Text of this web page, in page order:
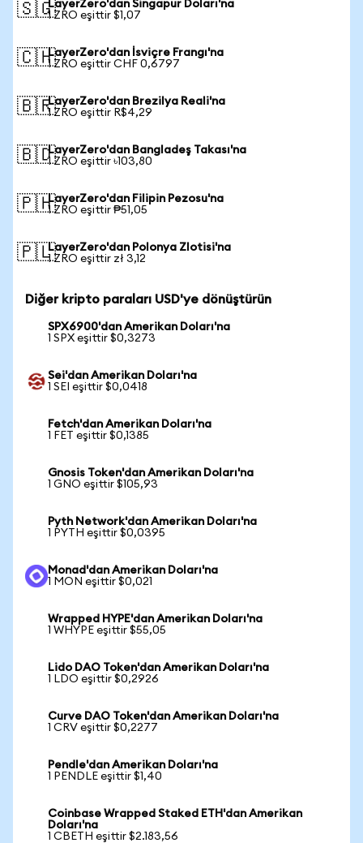
🇸🇬LayerZero'dan Singapur Doları'na
1 ZRO eşittir $1,07
🇨🇭LayerZero'dan İsviçre Frangı'na
1 ZRO eşittir CHF 0,6797
🇧🇷LayerZero'dan Brezilya Reali'na
1 ZRO eşittir R$4,29
🇧🇩LayerZero'dan Bangladeş Takası'na
1 ZRO eşittir ৳103,80
🇵🇭LayerZero'dan Filipin Pezosu'na
1 ZRO eşittir ₱51,05
🇵🇱LayerZero'dan Polonya Zlotisi'na
1 ZRO eşittir zł 3,12
Diğer kripto paraları USD'ye dönüştürün
SPX6900'dan Amerikan Doları'na
1 SPX eşittir $0,3273
Sei'dan Amerikan Doları'na
1 SEI eşittir $0,0418
Fetch'dan Amerikan Doları'na
1 FET eşittir $0,1385
Gnosis Token'dan Amerikan Doları'na
1 GNO eşittir $105,93
Pyth Network'dan Amerikan Doları'na
1 PYTH eşittir $0,0395
Monad'dan Amerikan Doları'na
1 MON eşittir $0,021
Wrapped HYPE'dan Amerikan Doları'na
1 WHYPE eşittir $55,05
Lido DAO Token'dan Amerikan Doları'na
1 LDO eşittir $0,2926
Curve DAO Token'dan Amerikan Doları'na
1 CRV eşittir $0,2277
Pendle'dan Amerikan Doları'na
1 PENDLE eşittir $1,40
Coinbase Wrapped Staked ETH'dan Amerikan
Doları'na
1 CBETH eşittir $2.183,56